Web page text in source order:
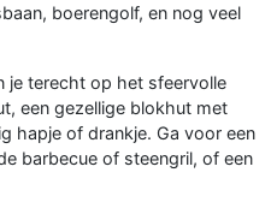
boerengolf, en nog veel
je terecht op het sfeervolle
een gezellige blokhut met
hapje of drankje. Ga voor een
barbecue of steengril, of een